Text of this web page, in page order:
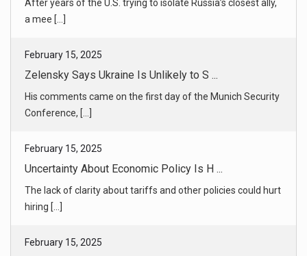
His comments came on the first day of the Munich Security
Conference, [...]
February 15, 2025
Uncertainty About Economic Policy Is H ...
The lack of clarity about tariffs and other policies could hurt
hiring [...]
February 15, 2025
In Trump’s Cuts to Aid and Refugees, a ...
Vice President JD Vance and the Pope square off, as faith-
based groups [...]
February 15, 2025